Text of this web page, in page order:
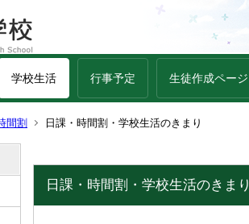
学校生活 行事予定 生徒作成ページ
間割 日課・時間割・学校生活のきまり
日課・時間割・学校生活のきまり